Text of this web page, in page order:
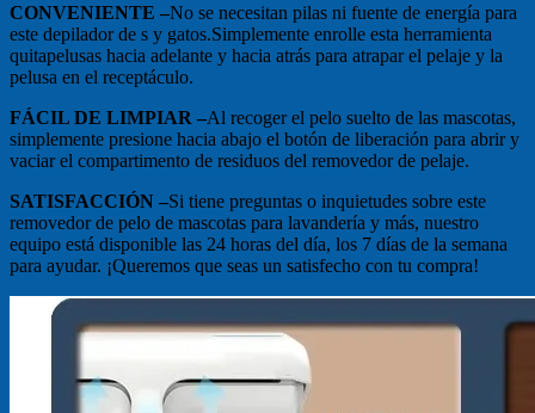
CONVENIENTE –No se necesitan pilas ni fuente de energía para
este depilador de s y gatos.Simplemente enrolle esta herramienta
quitapelusas hacia adelante y hacia atrás para atrapar el pelaje y la
pelusa en el receptáculo.
FÁCIL DE LIMPIAR –Al recoger el pelo suelto de las mascotas,
simplemente presione hacia abajo el botón de liberación para abrir y
vaciar el compartimento de residuos del removedor de pelaje.
SATISFACCIÓN –Si tiene preguntas o inquietudes sobre este
removedor de pelo de mascotas para lavandería y más, nuestro
equipo está disponible las 24 horas del día, los 7 días de la semana
para ayudar. ¡Queremos que seas un satisfecho con tu compra!